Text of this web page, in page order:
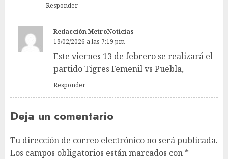
Responder
Redacción MetroNoticias
13/02/2026 a las 7:19 pm
Este viernes 13 de febrero se realizará el
partido Tigres Femenil vs Puebla,
Responder
Deja un comentario
Tu dirección de correo electrónico no será publicada.
Los campos obligatorios están marcados con *